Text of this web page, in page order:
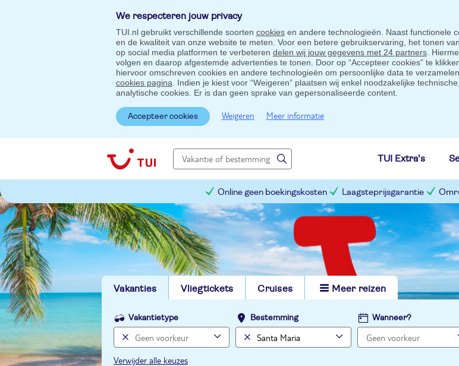
We respecteren jouw privacy
TUI.nl gebruikt verschillende soorten cookiesen andere technologieën. Naast functionele
en de kwaliteit van onze website te meten. Voor een betere gebruikservaring, het tonen
op social media platformen te verbeteren delen wij jouw gegevens met 24 partners.
volgen en daarop afgestemde advertenties te tonen. Door op “Accepteer cookies” te
hiervoor omschreven cookies en andere technologieën om persoonlijke data te
cookies pagina . Indien je kiest voor “Weigeren” plaatsen wij enkel noodzakelijke
analytische cookies. Er is dan geen sprake van gepersonaliseerde content.
Accepteer cookies Weigeren Meer informatie
TUI Extra's
Online geen boekingskosten Laagsteprijsgarantie
Vakanties Vliegtickets Cruises Meer reizen
Vakantietype Bestemming Wanneer?
Verwijder alle keuzes